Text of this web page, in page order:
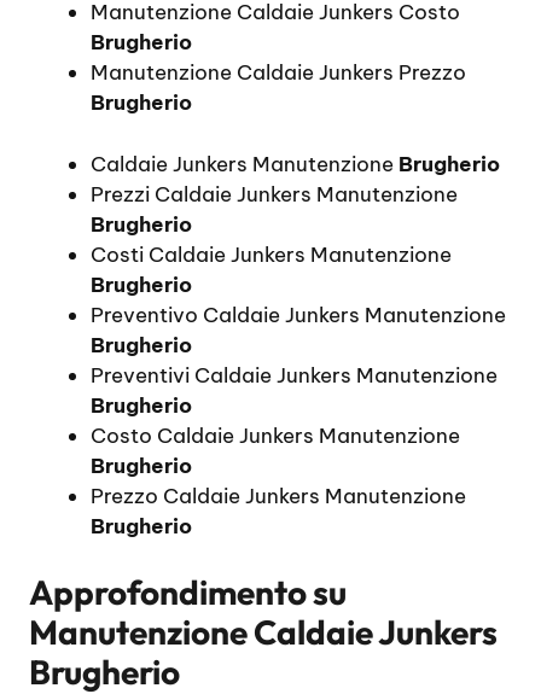
Manutenzione Caldaie Junkers Costo
Brugherio
Manutenzione Caldaie Junkers Prezzo
Brugherio
Caldaie Junkers Manutenzione Brugherio
Prezzi Caldaie Junkers Manutenzione
Brugherio
Costi Caldaie Junkers Manutenzione
Brugherio
Preventivo Caldaie Junkers Manutenzione
Brugherio
Preventivi Caldaie Junkers Manutenzione
Brugherio
Costo Caldaie Junkers Manutenzione
Brugherio
Prezzo Caldaie Junkers Manutenzione
Brugherio
Approfondimento su
Manutenzione Caldaie Junkers
Brugherio